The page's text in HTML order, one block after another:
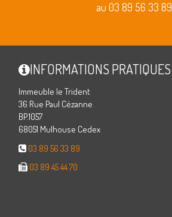
au 03 89 56 33 89
INFORMATIONS PRATIQUES
Immeuble le Trident
36 Rue Paul Cézanne
BP.1057
68051 Mulhouse Cedex
03 89 56 33 89
03 89 45 44 70